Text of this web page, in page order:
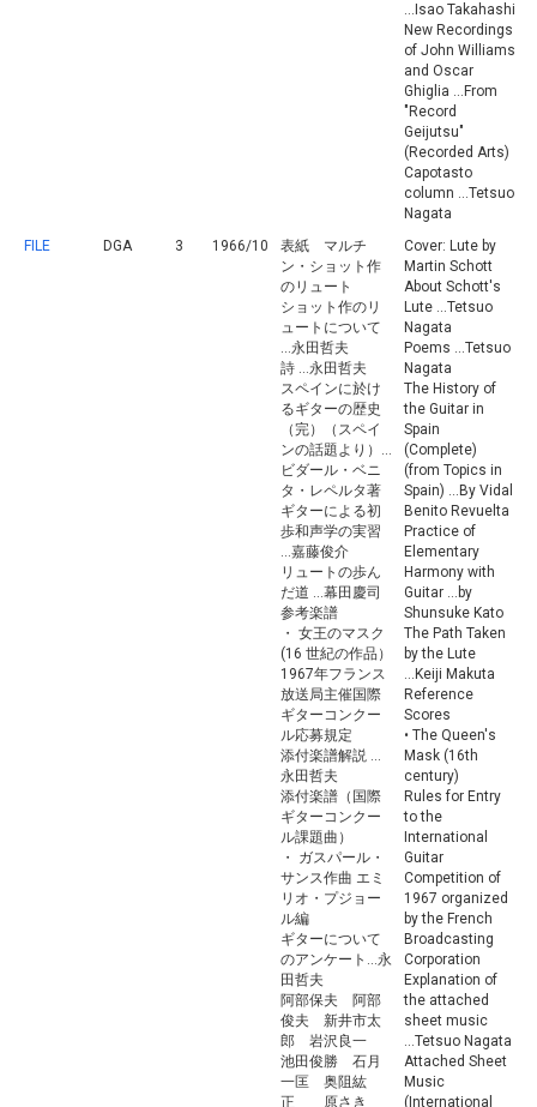
...Isao Takahashi
New Recordings
of John Williams
and Oscar
Ghiglia ...From
"Record
Geijutsu"
(Recorded Arts)
Capotasto
column ...Tetsuo
Nagata
FILE
DGA 3 1966/10
表紙 マルチ
ン・ショット作
のリュート
ショット作のリ
ュートについて
...永田哲夫
詩 ...永田哲夫
スペインに於け
るギターの歴史
（完）（スペイ
ンの話題より）...
ビダール・ベニ
タ・レペルタ著
ギターによる初
歩和声学の実習
...嘉藤俊介
リュートの歩ん
だ道 ...幕田慶司
参考楽譜
・ 女王のマスク
(16 世紀の作品）
1967年フランス
放送局主催国際
ギターコンクー
ル応募規定
添付楽譜解説 ...
永田哲夫
添付楽譜（国際
ギターコンクー
ル課題曲）
・ ガスパール・
サンス作曲 エミ
リオ・プジョー
ル編
ギターについて
のアンケート...永
田哲夫
阿部保夫 阿部
俊夫 新井市太
郎 岩沢良一
池田俊勝 石月
一匡 奥阻紘
正 原さき
Cover: Lute by
Martin Schott
About Schott's
Lute ...Tetsuo
Nagata
Poems ...Tetsuo
Nagata
The History of
the Guitar in
Spain
(Complete)
(from Topics in
Spain) ...By Vidal
Benito Revuelta
Practice of
Elementary
Harmony with
Guitar ...by
Shunsuke Kato
The Path Taken
by the Lute
...Keiji Makuta
Reference
Scores
• The Queen's
Mask (16th
century)
Rules for Entry
to the
International
Guitar
Competition of
1967 organized
by the French
Broadcasting
Corporation
Explanation of
the attached
sheet music
...Tetsuo Nagata
Attached Sheet
Music
(International